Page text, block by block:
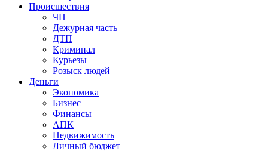
Происшествия
ЧП
Дежурная часть
ДТП
Криминал
Курьезы
Розыск людей
Деньги
Экономика
Бизнес
Финансы
АПК
Недвижимость
Личный бюджет